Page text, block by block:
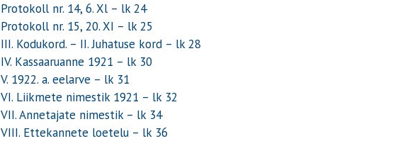
Protokoll nr. 14, 6. Xl – lk 24
Protokoll nr. 15, 20. XI – lk 25
III. Kodukord. – II. Juhatuse kord – lk 28
IV. Kassaaruanne 1921 – lk 30
V. 1922. a. eelarve – lk 31
VI. Liikmete nimestik 1921 – lk 32
VII. Annetajate nimestik – lk 34
VIII. Ettekannete loetelu – lk 36